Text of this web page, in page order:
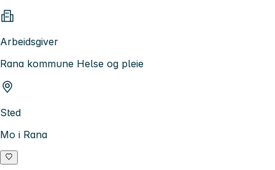
Arbeidsgiver
Rana kommune Helse og pleie
Sted
Mo i Rana